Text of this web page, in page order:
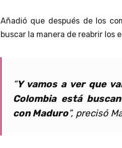
Añadió que después de los
buscar la manera de reabrir los
“Y vamos a ver que
Colombia está
con Maduro”, precisó